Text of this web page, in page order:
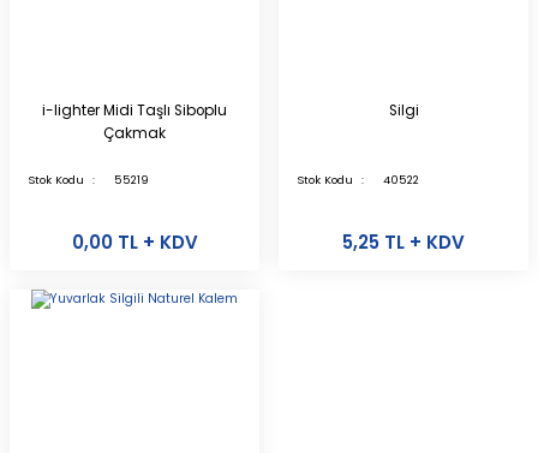
i-lighter Midi Taşlı Siboplu
Çakmak
Stok Kodu 55219
0,00 TL + KDV
Silgi
Stok Kodu 40522
5,25 TL + KDV